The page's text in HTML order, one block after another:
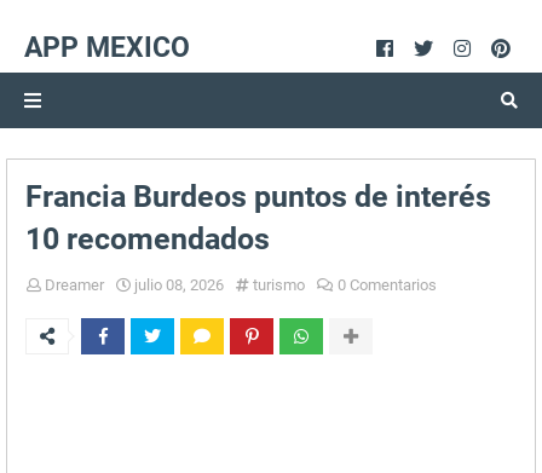
APP MEXICO
Francia Burdeos puntos de interés
10 recomendados
Dreamer julio 08, 2026 turismo 0 Comentarios